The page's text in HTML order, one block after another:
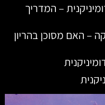
– המדריך
– האם מסוכן בהריון